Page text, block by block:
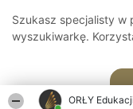
ORŁY Edukacji
Szukasz specjalisty w
wyszukiwarkę.